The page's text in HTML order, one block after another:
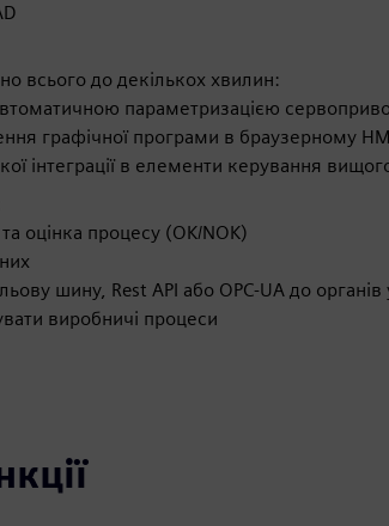
всього до декількох хвилин:
параметризацією
графічної програми в браузерному
інтеграції в елементи керування
оцінка процесу (OK/NOK)
шину, Rest API або OPC-UA до органів
виробничі процеси